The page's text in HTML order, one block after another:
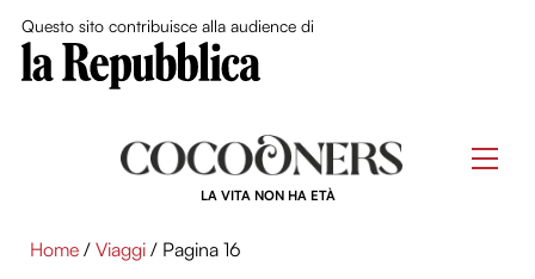
Questo sito contribuisce alla audience di
LA VITA NON HA ETÀ
Home / Viaggi / Pagina 16